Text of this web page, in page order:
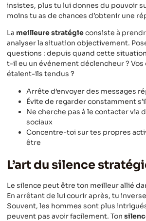
insistes, plus tu lui donnes du pouvoir
moins tu as de chances d’obtenir une
La meilleure stratégieconsiste à
analyser la situation objectivement.
questions : depuis quand cette
t-il eu un événement déclencheur ?
étaient-ils tendus ?
Arrête d’envoyer des messages
Évite de regarder constamment
Ne cherche pas à le contacter via
sociaux
Concentre-toi sur tes propres
être
L’art du silence
Le silence peut être ton meilleur allié
En arrêtant de lui courir après, tu
Souvent, les hommes sont plus
peuvent pas avoir facilement. Ton